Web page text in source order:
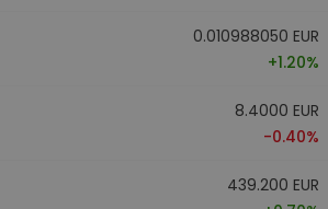
0.010988050 EUR
+1.20%
8.4000 EUR
-0.40%
439.200 EUR